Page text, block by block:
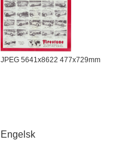
JPEG 5641x8622 477x729mm
Engelsk